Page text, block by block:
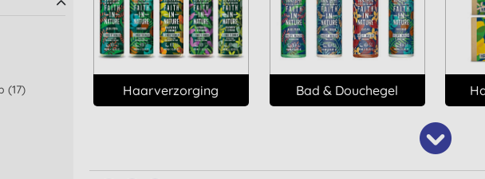
Haarverzorging Bad & Douchegel
(17)